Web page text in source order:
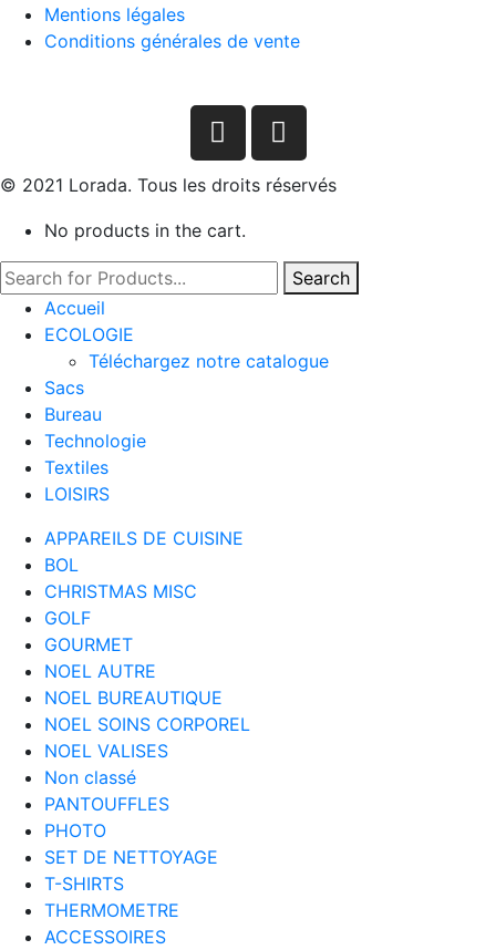
Mentions légales
Conditions générales de vente
© 2021 Lorada. Tous les droits réservés
No products in the cart.
Search
Accueil
ECOLOGIE
Téléchargez notre catalogue
Sacs
Bureau
Technologie
Textiles
LOISIRS
APPAREILS DE CUISINE
BOL
CHRISTMAS MISC
GOLF
GOURMET
NOEL AUTRE
NOEL BUREAUTIQUE
NOEL SOINS CORPOREL
NOEL VALISES
Non classé
PANTOUFFLES
PHOTO
SET DE NETTOYAGE
T-SHIRTS
THERMOMETRE
ACCESSOIRES